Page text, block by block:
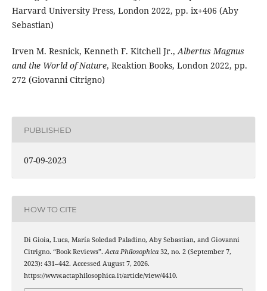
Harvard University Press, London 2022, pp. ix+406 (Aby
Sebastian)
Irven M. Resnick, Kenneth F. Kitchell Jr.,Albertus Magnus
and the World of Nature, Reaktion Books, London 2022, pp.
272 (Giovanni Citrigno)
PUBLISHED
07-09-2023
HOW TO CITE
Di Gioia, Luca, María Soledad Paladino, Aby Sebastian, and Giovanni
Citrigno. “Book Reviews”.Acta Philosophica32, no. 2 (September 7,
2023): 431–442. Accessed August 7, 2026.
https://www.actaphilosophica.it/article/view/4410.